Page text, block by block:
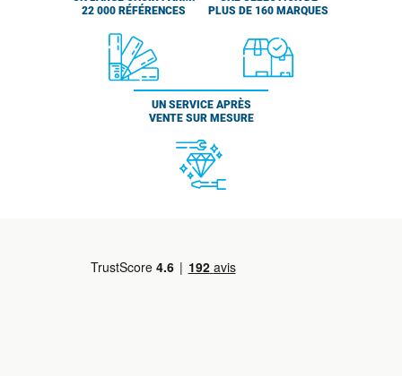
22 000 RÉFÉRENCES
PLUS DE 160 MARQUES
UN SERVICE APRÈS
VENTE SUR MESURE